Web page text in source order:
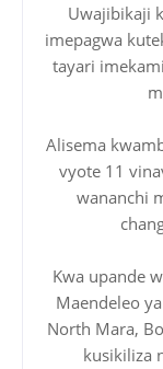
Uwajibikaji
imepagwa
tayari
Alisema
vyote 11
wananchi
Kwa upande
Maendeleo
North Mara,
kusikiliza